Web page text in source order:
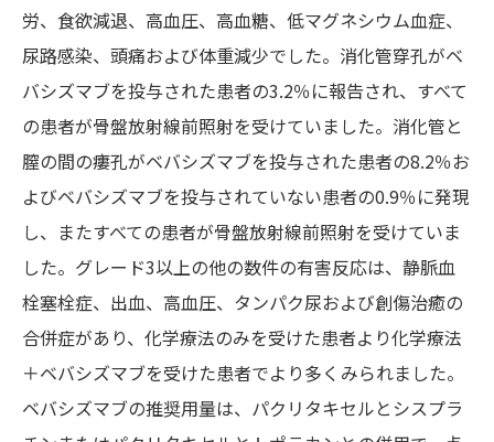
労、食欲減退、高血圧、高血糖、低マグネシウム血症、
尿路感染、頭痛および体重減少でした。消化管穿孔がベ
バシズマブを投与された患者の3.2％に報告され、すべて
の患者が骨盤放射線前照射を受けていました。消化管と
膣の間の瘻孔がベバシズマブを投与された患者の8.2％お
よびベバシズマブを投与されていない患者の0.9％に発現
し、またすべての患者が骨盤放射線前照射を受けていま
した。グレード3以上の他の数件の有害反応は、静脈血
栓塞栓症、出血、高血圧、タンパク尿および創傷治癒の
合併症があり、化学療法のみを受けた患者より化学療法
＋ベバシズマブを受けた患者でより多くみられました。
ベバシズマブの推奨用量は、パクリタキセルとシスプラ